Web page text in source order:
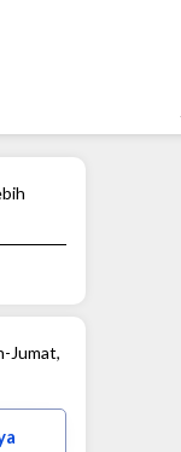
Jumat,